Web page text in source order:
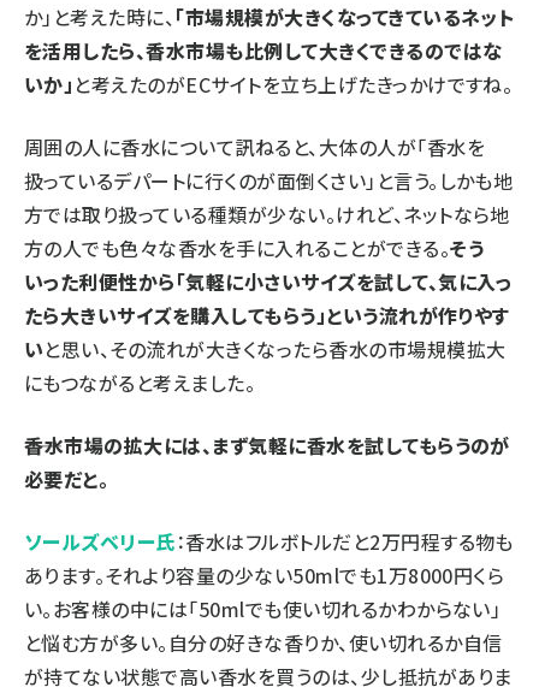
か」と考えた時に、 「市場規模が大きくなってきているネット
を活用したら、香水市場も比例して大きくできるのではな
いか」 と考えたのがECサイトを立ち上げたきっかけですね。
周囲の人に香水について訊ねると、大体の人が「香水を
扱っているデパートに行くのが面倒くさい」と言う。しかも地
方では取り扱っている種類が少ない。けれど、ネットなら地
方の人でも色々な香水を手に入れることができる。そう
いった利便性から「気軽に小さいサイズを試して、気に入っ
たら大きいサイズを購入してもらう」という流れが作りやす
いと思い、その流れが大きくなったら香水の市場規模拡大
にもつながると考えました。
――香水市場の拡大には、まず気軽に香水を試してもらうのが
必要だと。
ソールズベリー氏：香水はフルボトルだと2万円程する物も
あります。それより容量の少ない50mlでも1万8000円くら
い。お客様の中には「50mlでも使い切れるかわからない」
と悩む方が多い。自分の好きな香りか、使い切れるか自信
が持てない状態で高い香水を買うのは、少し抵抗がありま